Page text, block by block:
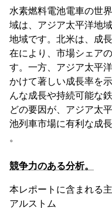
水素燃料電池電車の世
域は、アジア太平洋地
地域です。北米は、成
在により、市場シェア
す。一方、アジア太平
かけて著しい成長率を
んな成長や持続可能な
どの要因が、アジア太
池列車市場に有利な成
。
競争力のある分析。
本レポートに含まれる
アルストム